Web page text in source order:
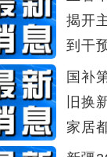
揭开
到干
国补
旧换
家居
美丽新疆繁荣